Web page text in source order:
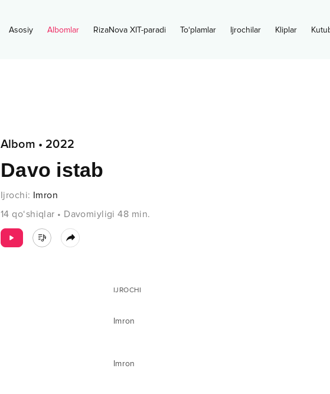
Asosiy Albomlar RizaNova XIT-paradi To‘plamlar Ijrochilar Kliplar
Albom • 2022
Davo istab
Ijrochi: Imron
14 qo‘shiqlar • Davomiyligi 48 min.
IJROCHI
Imron
Imron